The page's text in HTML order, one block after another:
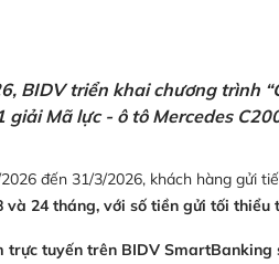
BIDV triển khai chương trình
giải Mã lực - ô tô Mercedes
đến 31/3/2026, khách hàng gửi
và 24 tháng, với số tiền gửi tối thiểu
trực tuyến trên BIDV SmartBanking